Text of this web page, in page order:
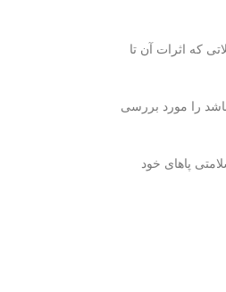
که اثرات آن تا
را مورد بررسی
پاهای خود